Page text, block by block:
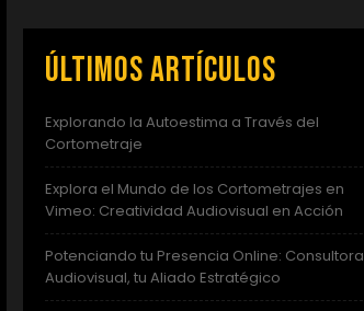
Últimos artículos
Explorando la Autoestima a Través del
Cortometraje
Explora el Mundo de los Cortometrajes en
Vimeo: Creatividad Audiovisual en Acción
Potenciando tu Presencia Online: Consultora
Audiovisual, tu Aliado Estratégico